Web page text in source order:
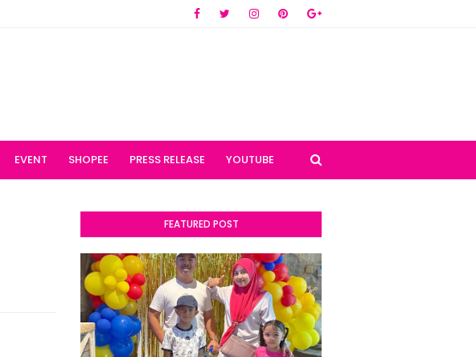
EVENT SHOPEE PRESS RELEASE YOUTUBE
FEATURED POST